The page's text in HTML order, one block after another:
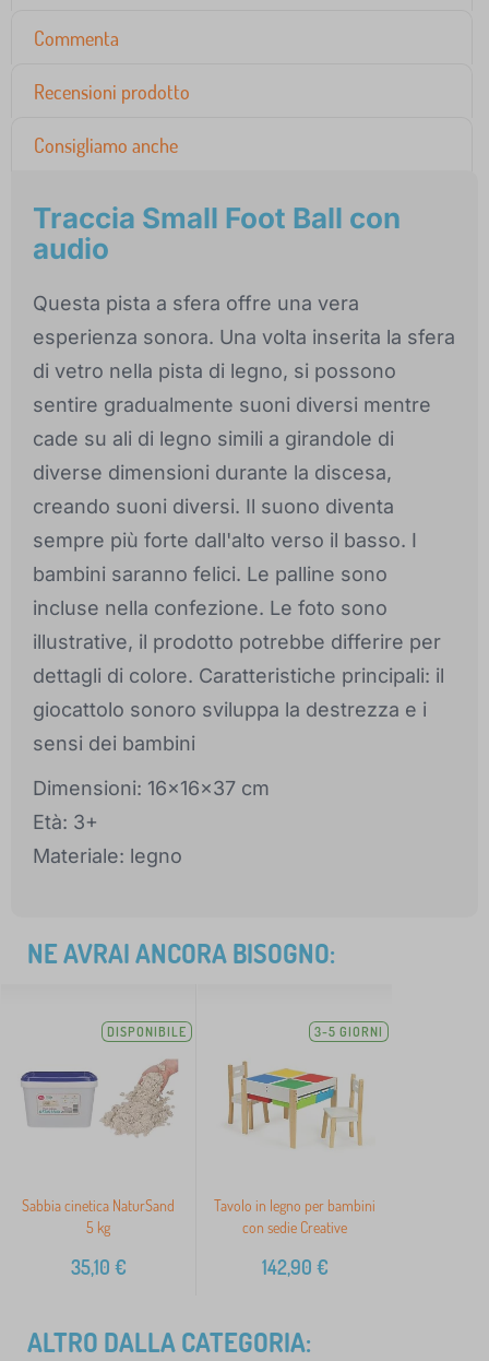
Commenta
Recensioni prodotto
Consigliamo anche
Traccia Small Foot Ball con
audio
Questa pista a sfera offre una vera
esperienza sonora. Una volta inserita la sfera
di vetro nella pista di legno, si possono
sentire gradualmente suoni diversi mentre
cade su ali di legno simili a girandole di
diverse dimensioni durante la discesa,
creando suoni diversi. Il suono diventa
sempre più forte dall'alto verso il basso. I
bambini saranno felici. Le palline sono
incluse nella confezione. Le foto sono
illustrative, il prodotto potrebbe differire per
dettagli di colore. Caratteristiche principali: il
giocattolo sonoro sviluppa la destrezza e i
sensi dei bambini
Dimensioni: 16x16x37 cm
Età: 3+
Materiale: legno
NE AVRAI ANCORA BISOGNO:
DISPONIBILE
Sabbia cinetica NaturSand
5 kg
35,10 €
3-5 GIORNI
Tavolo in legno per bambini
con sedie Creative
142,90 €
ALTRO DALLA CATEGORIA: